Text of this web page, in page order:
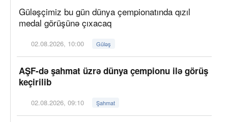
Güləşçimiz bu gün dünya çempionatında qızıl
medal görüşünə çıxacaq
02.08.2026, 10:00 Güləş
AŞF-də şahmat üzrə dünya çempionu ilə görüş
keçirilib
02.08.2026, 09:10 Şahmat